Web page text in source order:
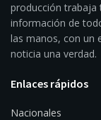
producción trabaja
información de
las manos, con un
noticia una verdad.
Enlaces rápidos
Nacionales